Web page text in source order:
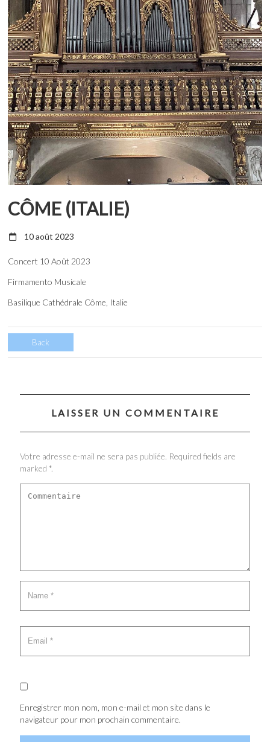
CÔME (ITALIE)
10 août 2023
Concert 10 Août 2023
Firmamento Musicale
Basilique Cathédrale Côme, Italie
Back
LAISSER UN COMMENTAIRE
Votre adresse e-mail ne sera pas publiée. Required fields are
marked *.
Enregistrer mon nom, mon e-mail et mon site dans le
navigateur pour mon prochain commentaire.